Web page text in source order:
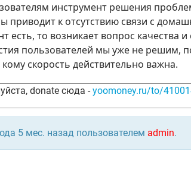
инструмент решения
приводит к отсутствию связи с
есть, то возникает вопрос качества и
пользователей мы уже не решим,
скорость действительно важна.
donate сюда -yoomoney.ru/to/
5 мес. назад пользователем admin.